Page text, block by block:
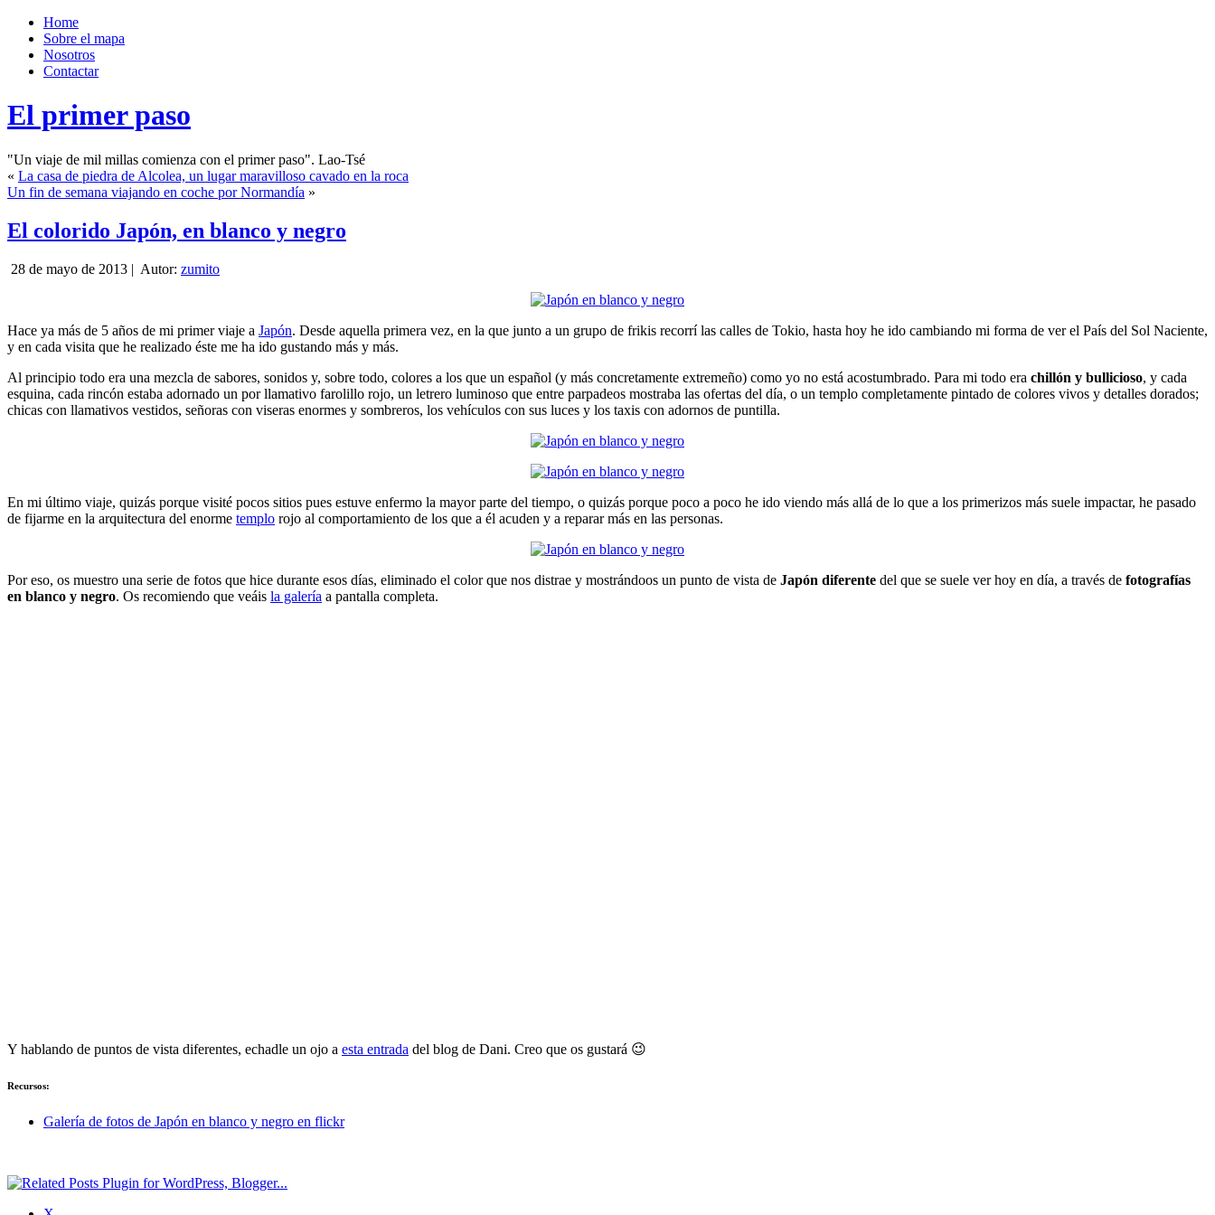
Home
Sobre el mapa
Nosotros
Contactar
El primer paso
"Un viaje de mil millas comienza con el primer paso". Lao-Tsé
« La casa de piedra de Alcolea, un lugar maravilloso cavado en la roca
Un fin de semana viajando en coche por Normandía »
El colorido Japón, en blanco y negro
28 de mayo de 2013 | Autor: zumito
Hace ya más de 5 años de mi primer viaje a Japón. Desde aquella primera vez, en la que junto a un grupo de frikis recorrí las calles de Tokio, hasta hoy he ido cambiando mi forma de ver el País del Sol Naciente,
y en cada visita que he realizado éste me ha ido gustando más y más.
Al principio todo era una mezcla de sabores, sonidos y, sobre todo, colores a los que un español (y más concretamente extremeño) como yo no está acostumbrado. Para mi todo era chillón y bullicioso, y cada
esquina, cada rincón estaba adornado un por llamativo farolillo rojo, un letrero luminoso que entre parpadeos mostraba las ofertas del día, o un templo completamente pintado de colores vivos y detalles dorados;
chicas con llamativos vestidos, señoras con viseras enormes y sombreros, los vehículos con sus luces y los taxis con adornos de puntilla.
En mi último viaje, quizás porque visité pocos sitios pues estuve enfermo la mayor parte del tiempo, o quizás porque poco a poco he ido viendo más allá de lo que a los primerizos más suele impactar, he pasado
de fijarme en la arquitectura del enorme templo rojo al comportamiento de los que a él acuden y a reparar más en las personas.
Por eso, os muestro una serie de fotos que hice durante esos días, eliminado el color que nos distrae y mostrándoos un punto de vista de Japón diferente del que se suele ver hoy en día, a través de fotografías
en blanco y negro. Os recomiendo que veáis la galería a pantalla completa.
Y hablando de puntos de vista diferentes, echadle un ojo a esta entrada del blog de Dani. Creo que os gustará 😉
Recursos:
Galería de fotos de Japón en blanco y negro en flickr